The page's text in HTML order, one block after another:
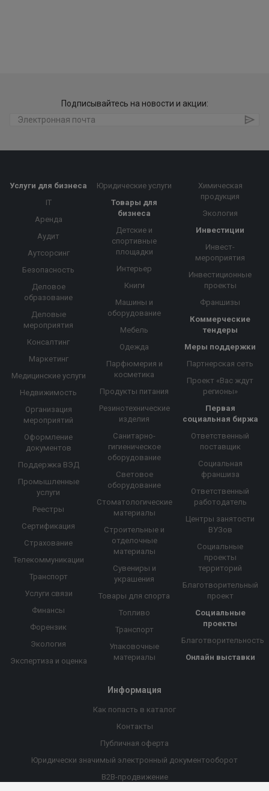
Подписывайтесь на новости и акции:
Услуги для бизнеса
IT
Аренда
Аудит
Аутсорсинг
Безопасность
Деловое
образование
Деловые
мероприятия
Консалтинг
Маркетинг
Медицинские услуги
Недвижимость
Организация
мероприятий
Оформление
документов
Поддержка ВЭД
Промышленные
услуги
Реестры
Сертификация
Страхование
Телекоммуникации
Транспорт
Услуги связи
Финансы
Форензик
Экология
Экспертиза и оценка
Юридические услуги
Товары для
бизнеса
Детские и
спортивные
площадки
Интерьер
Книги
Машины и
оборудование
Мебель
Одежда
Парфюмерия и
косметика
Продукты питания
Резинотехнические
изделия
Санитарно-
гигиеническое
оборудование
Световое
оборудование
Стоматологические
материалы
Строительные и
отделочные
материалы
Сувениры и
украшения
Товары для спорта
Топливо
Транспорт
Упаковочные
материалы
Химическая
продукция
Экология
Инвестиции
Инвест-
мероприятия
Инвестиционные
проекты
Франшизы
Коммерческие
тендеры
Меры поддержки
Партнерская сеть
Проект «Вас ждут
регионы»
Первая
социальная биржа
Ответственный
поставщик
Социальная
франшиза
Ответственный
работодатель
Центры занятости
ВУЗов
Социальные
проекты
территорий
Благотворительный
проект
Социальные
проекты
Благотворительность
Онлайн выставки
Информация
Как попасть в каталог
Контакты
Публичная оферта
Юридически значимый электронный документооборот
B2B-продвижение